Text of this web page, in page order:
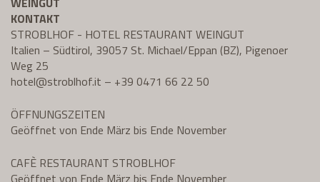
KONTAKT
STROBLHOF - HOTEL RESTAURANT WEINGUT
Italien – Südtirol, 39057 St. Michael/Eppan (BZ), Pigenoer
Weg 25
hotel@stroblhof.it – +39 0471 66 22 50
ÖFFNUNGSZEITEN
Geöffnet von Ende März bis Ende November
CAFÈ RESTAURANT STROBLHOF
Geöffnet von Ende März bis Ende November